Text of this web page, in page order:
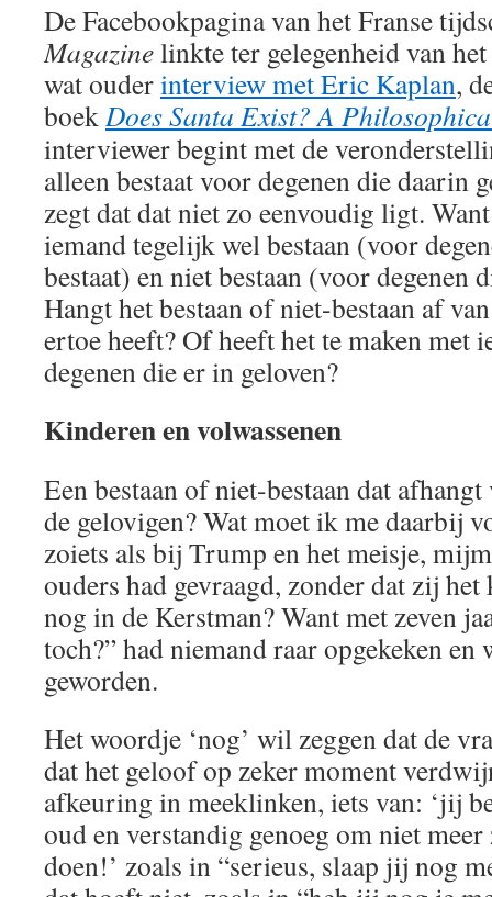
De Facebookpagina van het Franse
Magazinelinkte ter gelegenheid van
wat ouderinterview met Eric Kaplan,
boekDoes Santa Exist? A
interviewer begint met de
alleen bestaat voor degenen die daarin
zegt dat dat niet zo eenvoudig ligt.
iemand tegelijk wel bestaan (voor
bestaat) en niet bestaan (voor degenen
Hangt het bestaan of niet-bestaan af
ertoe heeft? Of heeft het te maken met
degenen die er in geloven?
Kinderen en volwassenen
Een bestaan of niet-bestaan dat
de gelovigen? Wat moet ik me daarbij
zoiets als bij Trump en het meisje,
ouders had gevraagd, zonder dat zij
nog in de Kerstman? Want met zeven
toch?” had niemand raar opgekeken en
geworden.
Het woordje ‘nog’ wil zeggen dat de
dat het geloof op zeker moment
afkeuring in meeklinken, iets van: ‘jij
oud en verstandig genoeg om niet
doen!’ zoals in “serieus, slaap jij nog